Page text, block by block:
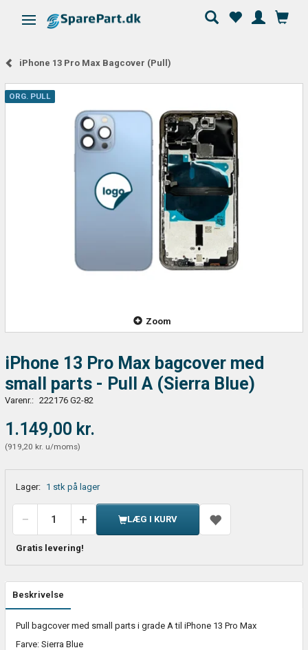
Skifte navigation
iPhone 13 Pro Max Bagcover (Pull)
ORG. PULL
Zoom
iPhone 13 Pro Max bagcover med
small parts - Pull A (Sierra Blue)
Varenr.: 222176 G2-82
1.149,00 kr.
(919,20 kr. u/moms)
Lager: 1 stk på lager
LÆG I KURV
Gratis levering!
Beskrivelse
Pull bagcover med small parts i grade A til iPhone 13 Pro Max
Farve: Sierra Blue